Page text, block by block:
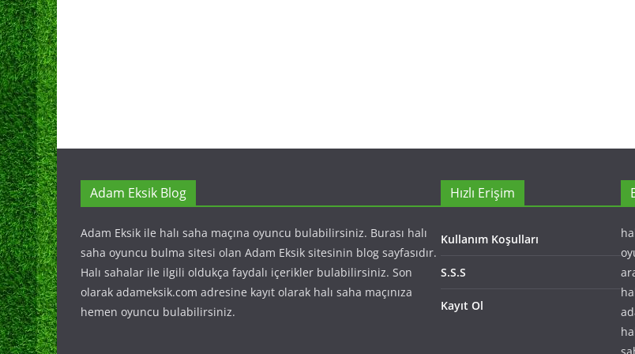
Adam Eksik Blog
Adam Eksik ile halı saha maçına oyuncu bulabilirsiniz. Burası halı
saha oyuncu bulma sitesi olan Adam Eksik sitesinin blog sayfasıdır.
Halı sahalar ile ilgili oldukça faydalı içerikler bulabilirsiniz. Son
olarak adameksik.com adresine kayıt olarak halı saha maçınıza
hemen oyuncu bulabilirsiniz.
Hızlı Erişim
Kullanım Koşulları
S.S.S
Kayıt Ol